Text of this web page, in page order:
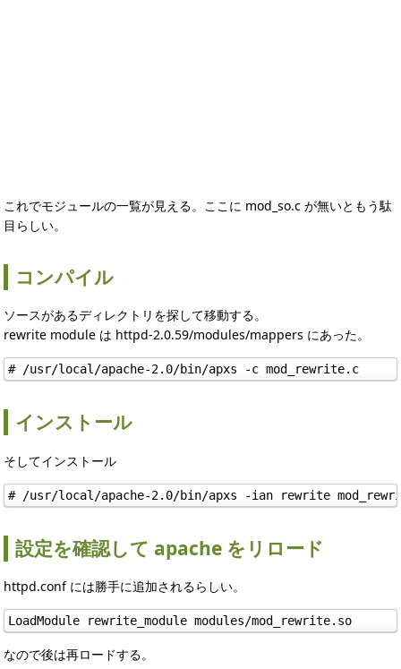
これでモジュールの一覧が見える。ここに mod_so.c が無いともう駄
目らしい。
コンパイル
ソースがあるディレクトリを探して移動する。
rewrite module は httpd-2.0.59/modules/mappers にあった。
# /usr/local/apache-2.0/bin/apxs -c mod_rewrite.c
インストール
そしてインストール
# /usr/local/apache-2.0/bin/apxs -ian rewrite
設定を確認して apache をリロード
httpd.conf には勝手に追加されるらしい。
LoadModule rewrite_module modules/mod_rewrite.so
なので後は再ロードする。